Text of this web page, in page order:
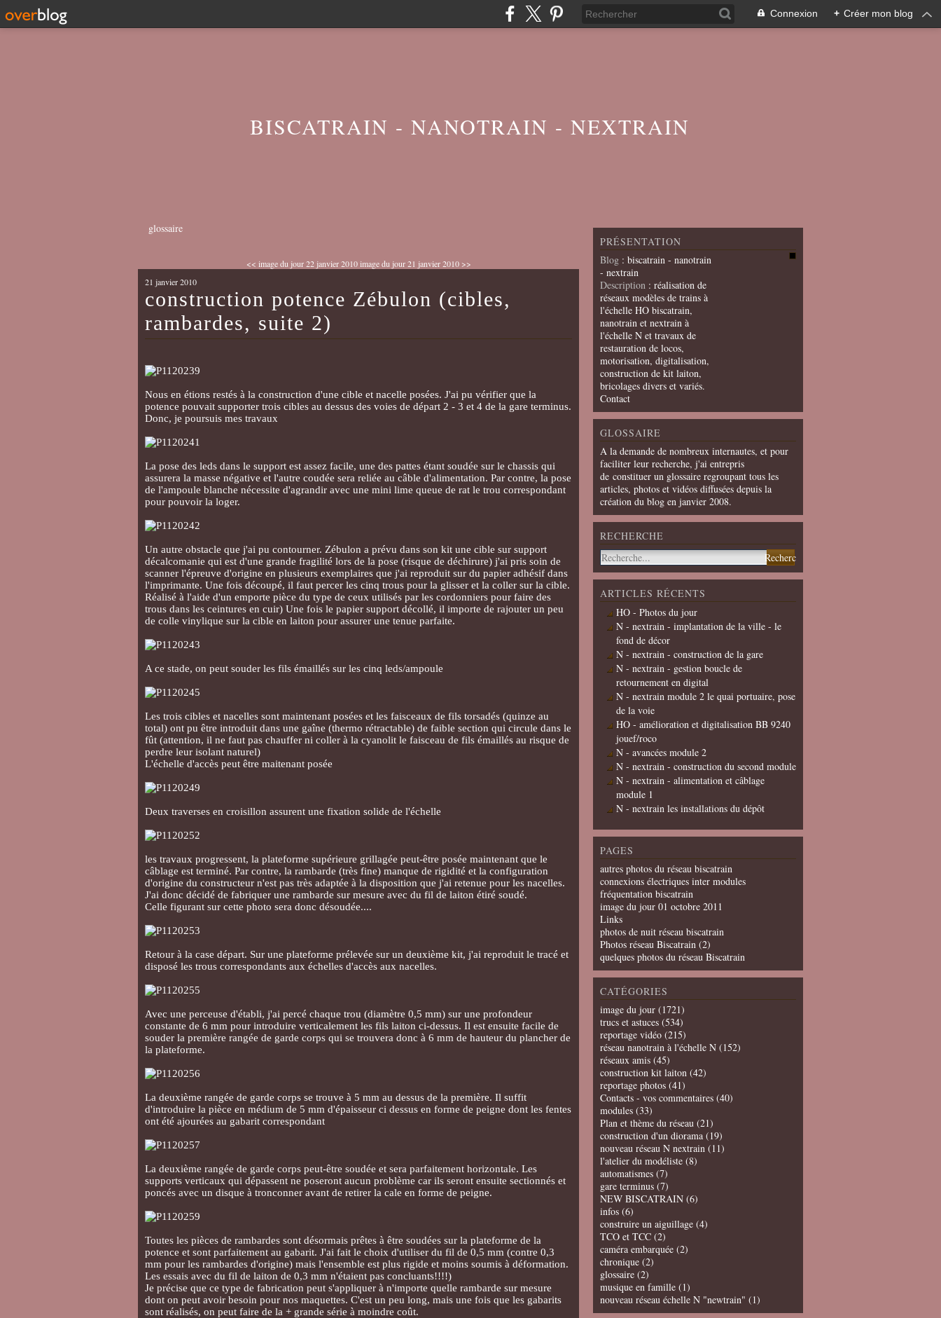
Connexion + Créer mon blog
BISCATRAIN - NANOTRAIN - NEXTRAIN
glossaire
<< image du jour 22 janvier 2010 image du jour 21 janvier 2010 >>
21 janvier 2010
construction potence Zébulon (cibles,
rambardes, suite 2)
Nous en étions restés à la construction d'une cible et nacelle posées. J'ai pu vérifier que la
potence pouvait supporter trois cibles au dessus des voies de départ 2 - 3 et 4 de la gare terminus.
Donc, je poursuis mes travaux
La pose des leds dans le support est assez facile, une des pattes étant soudée sur le chassis qui
assurera la masse négative et l'autre coudée sera reliée au câble d'alimentation. Par contre, la pose
de l'ampoule blanche nécessite d'agrandir avec une mini lime queue de rat le trou correspondant
pour pouvoir la loger.
Un autre obstacle que j'ai pu contourner. Zébulon a prévu dans son kit une cible sur support
décalcomanie qui est d'une grande fragilité lors de la pose (risque de déchirure) j'ai pris soin de
scanner l'épreuve d'origine en plusieurs exemplaires que j'ai reproduit sur du papier adhésif dans
l'imprimante. Une fois découpé, il faut percer les cinq trous pour la glisser et la coller sur la cible.
Réalisé à l'aide d'un emporte pièce du type de ceux utilisés par les cordonniers pour faire des
trous dans les ceintures en cuir) Une fois le papier support décollé, il importe de rajouter un peu
de colle vinylique sur la cible en laiton pour assurer une tenue parfaite.
A ce stade, on peut souder les fils émaillés sur les cinq leds/ampoule
Les trois cibles et nacelles sont maintenant posées et les faisceaux de fils torsadés (quinze au
total) ont pu être introduit dans une gaîne (thermo rétractable) de faible section qui circule dans le
fût (attention, il ne faut pas chauffer ni coller à la cyanolit le faisceau de fils émaillés au risque de
perdre leur isolant naturel)
L'échelle d'accès peut être maitenant posée
Deux traverses en croisillon assurent une fixation solide de l'échelle
les travaux progressent, la plateforme supérieure grillagée peut-être posée maintenant que le
câblage est terminé. Par contre, la rambarde (très fine) manque de rigidité et la configuration
d'origine du constructeur n'est pas très adaptée à la disposition que j'ai retenue pour les nacelles.
J'ai donc décidé de fabriquer une rambarde sur mesure avec du fil de laiton étiré soudé.
Celle figurant sur cette photo sera donc désoudée....
Retour à la case départ. Sur une plateforme prélevée sur un deuxième kit, j'ai reproduit le tracé et
disposé les trous correspondants aux échelles d'accès aux nacelles.
Avec une perceuse d'établi, j'ai percé chaque trou (diamètre 0,5 mm) sur une profondeur
constante de 6 mm pour introduire verticalement les fils laiton ci-dessus. Il est ensuite facile de
souder la première rangée de garde corps qui se trouvera donc à 6 mm de hauteur du plancher de
la plateforme.
La deuxième rangée de garde corps se trouve à 5 mm au dessus de la première. Il suffit
d'introduire la pièce en médium de 5 mm d'épaisseur ci dessus en forme de peigne dont les fentes
ont été ajourées au gabarit correspondant
La deuxième rangée de garde corps peut-être soudée et sera parfaitement horizontale. Les
supports verticaux qui dépassent ne poseront aucun problème car ils seront ensuite sectionnés et
poncés avec un disque à tronconner avant de retirer la cale en forme de peigne.
Toutes les pièces de rambardes sont désormais prêtes à être soudées sur la plateforme de la
potence et sont parfaitement au gabarit. J'ai fait le choix d'utiliser du fil de 0,5 mm (contre 0,3
mm pour les rambardes d'origine) mais l'ensemble est plus rigide et moins soumis à déformation.
Les essais avec du fil de laiton de 0,3 mm n'étaient pas concluants!!!!)
Je précise que ce type de fabrication peut s'appliquer à n'importe quelle rambarde sur mesure
dont on peut avoir besoin pour nos maquettes. C'est un peu long, mais une fois que les gabarits
sont réalisés, on peut faire de la + grande série à moindre coût.
PRÉSENTATION
Blog : biscatrain - nanotrain
- nextrain
Description : réalisation de
réseaux modèles de trains à
l'échelle HO biscatrain,
nanotrain et nextrain à
l'échelle N et travaux de
restauration de locos,
motorisation, digitalisation,
construction de kit laiton,
bricolages divers et variés.
Contact
GLOSSAIRE
A la demande de nombreux internautes, et pour
faciliter leur recherche, j'ai entrepris
de constituer un glossaire regroupant tous les
articles, photos et vidéos diffusées depuis la
création du blog en janvier 2008.
RECHERCHE
ARTICLES RÉCENTS
HO - Photos du jour
N - nextrain - implantation de la ville - le
fond de décor
N - nextrain - construction de la gare
N - nextrain - gestion boucle de
retournement en digital
N - nextrain module 2 le quai portuaire, pose
de la voie
HO - amélioration et digitalisation BB 9240
jouef/roco
N - avancées module 2
N - nextrain - construction du second module
N - nextrain - alimentation et câblage
module 1
N - nextrain les installations du dépôt
PAGES
autres photos du réseau biscatrain
connexions électriques inter modules
fréquentation biscatrain
image du jour 01 octobre 2011
Links
photos de nuit réseau biscatrain
Photos réseau Biscatrain (2)
quelques photos du réseau Biscatrain
CATÉGORIES
image du jour (1721)
trucs et astuces (534)
reportage vidéo (215)
réseau nanotrain à l'échelle N (152)
réseaux amis (45)
construction kit laiton (42)
reportage photos (41)
Contacts - vos commentaires (40)
modules (33)
Plan et thème du réseau (21)
construction d'un diorama (19)
nouveau réseau N nextrain (11)
l'atelier du modéliste (8)
automatismes (7)
gare terminus (7)
NEW BISCATRAIN (6)
infos (6)
construire un aiguillage (4)
TCO et TCC (2)
caméra embarquée (2)
chronique (2)
glossaire (2)
musique en famille (1)
nouveau réseau échelle N "newtrain" (1)